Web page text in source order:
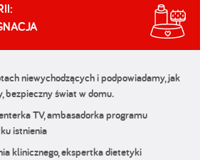
niewychodzących i podpowiadamy, jak
bezpieczny świat w domu.
TV, ambasadorka programu
istnienia
klinicznego, ekspertka dietetyki